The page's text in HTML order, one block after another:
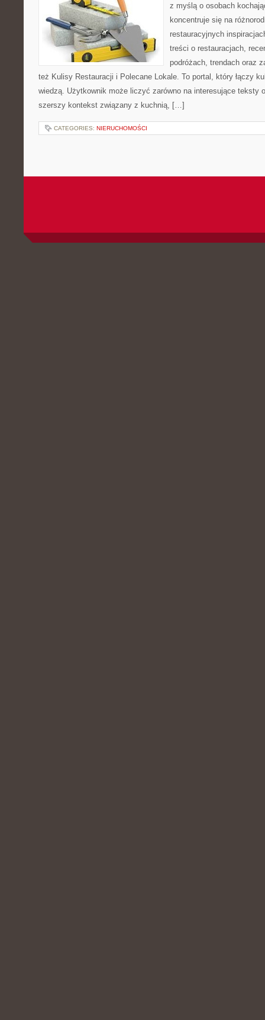
z myślą o osobach
koncentruje się na
restauracyjnych
treści o restauracjach,
podróżach, trendach oraz
też Kulisy Restauracji i Polecane Lokale. To portal, który łączy
wiedzą. Użytkownik może liczyć zarówno na interesujące teksty
szerszy kontekst związany z kuchnią, […]
CATEGORIES: NIERUCHOMOŚCI